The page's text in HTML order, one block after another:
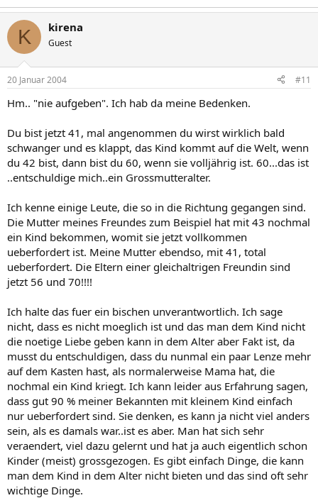
K kirena
Guest
20 Januar 2004 #11
Hm.. "nie aufgeben". Ich hab da meine Bedenken.
Du bist jetzt 41, mal angenommen du wirst wirklich bald
schwanger und es klappt, das Kind kommt auf die Welt, wenn
du 42 bist, dann bist du 60, wenn sie volljährig ist. 60...das ist
..entschuldige mich..ein Grossmutteralter.
Ich kenne einige Leute, die so in die Richtung gegangen sind.
Die Mutter meines Freundes zum Beispiel hat mit 43 nochmal
ein Kind bekommen, womit sie jetzt vollkommen
ueberfordert ist. Meine Mutter ebendso, mit 41, total
ueberfordert. Die Eltern einer gleichaltrigen Freundin sind
jetzt 56 und 70!!!!
Ich halte das fuer ein bischen unverantwortlich. Ich sage
nicht, dass es nicht moeglich ist und das man dem Kind nicht
die noetige Liebe geben kann in dem Alter aber Fakt ist, da
musst du entschuldigen, dass du nunmal ein paar Lenze mehr
auf dem Kasten hast, als normalerweise Mama hat, die
nochmal ein Kind kriegt. Ich kann leider aus Erfahrung sagen,
dass gut 90 % meiner Bekannten mit kleinem Kind einfach
nur ueberfordert sind. Sie denken, es kann ja nicht viel anders
sein, als es damals war..ist es aber. Man hat sich sehr
veraendert, viel dazu gelernt und hat ja auch eigentlich schon
Kinder (meist) grossgezogen. Es gibt einfach Dinge, die kann
man dem Kind in dem Alter nicht bieten und das sind oft sehr
wichtige Dinge.